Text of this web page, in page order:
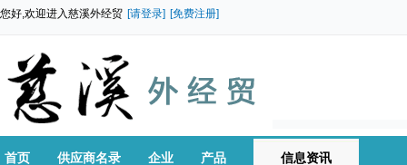
您好,欢迎进入慈溪外经贸 [请登录] [免费注册]
首页 供应商名录 企业 产品 信息资讯